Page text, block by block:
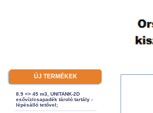
ÚJ TERMÉKEK
8.9 <> 45 m3, UNITANK-2D
esővíz/csapadék tároló tartály -
lépésálló tetővel;